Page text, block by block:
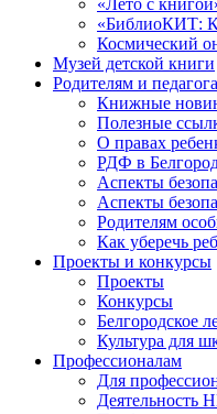
«БиблиоКИТ:
Космический
Музей детской книги
Родителям и
Книжные
Полезные
О правах
РДФ в
Аспекты
Аспекты
Родителям
Как уберечь
Проекты и конкурсы
Проекты
Конкурсы
Белгородское
Культура для
Профессионалам
Для
Деятельность